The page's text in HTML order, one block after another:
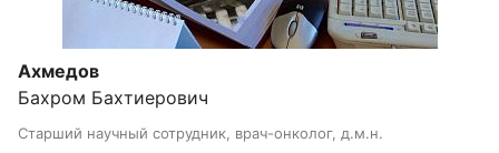
Ахмедов
Бахром Бахтиерович
Старший научный сотрудник, врач-онколог, д.м.н.